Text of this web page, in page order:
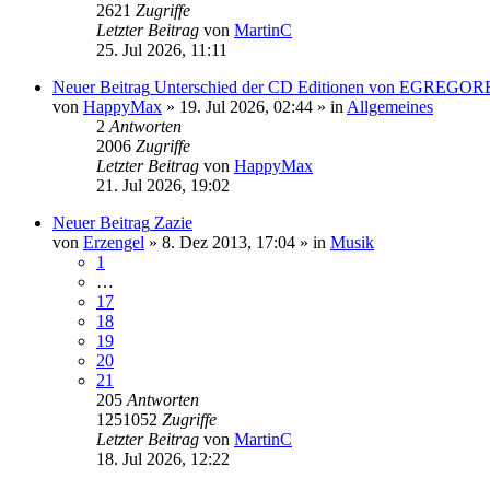
2621 Zugriffe
Letzter Beitrag von MartinC
25. Jul 2026, 11:11
Neuer Beitrag Unterschied der CD Editionen von
von HappyMax » 19. Jul 2026, 02:44 » in Allgemeines
2 Antworten
2006 Zugriffe
Letzter Beitrag von HappyMax
21. Jul 2026, 19:02
Neuer Beitrag Zazie
von Erzengel » 8. Dez 2013, 17:04 » in Musik
1
…
17
18
19
20
21
205 Antworten
1251052 Zugriffe
Letzter Beitrag von MartinC
18. Jul 2026, 12:22